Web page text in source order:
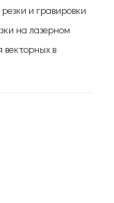
и гравировки
на лазерном
векторных в